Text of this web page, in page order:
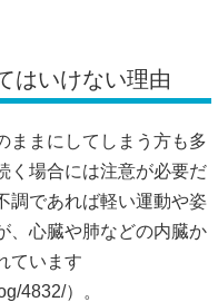
はいけない理由
ままにしてしまう方も多
く場合には注意が必要だ
調であれば軽い運動や姿
、心臓や肺などの内臓か
ています
4832/）。